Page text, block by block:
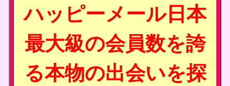
ハッピーメール日本
最大級の会員数を誇
る本物の出会いを探